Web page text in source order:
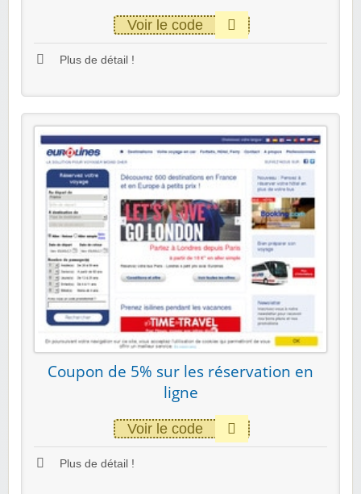
Voir le code
Plus de détail !
Coupon de 5% sur les réservation en
ligne
Voir le code
Plus de détail !